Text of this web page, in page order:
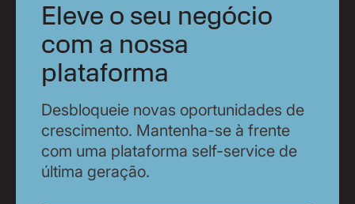
Eleve o seu negócio
com a nossa
plataforma
Desbloqueie novas oportunidades de
crescimento. Mantenha-se à frente
com uma plataforma self-service de
última geração.